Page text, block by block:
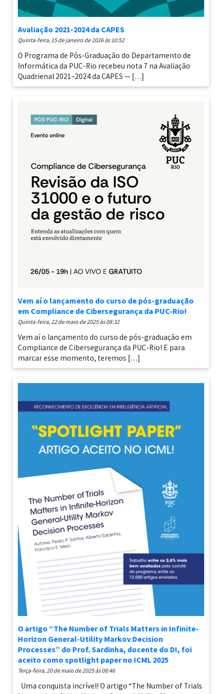
Avaliação 2021-2024 da CAPES
quinta-feira, 15 de janeiro de 2026 às 10:52
O Programa de Pós-Graduação do Departamento de
Informática da PUC-Rio recebeu nota 7 na Avaliação
Quadrienal 2021–2024 da CAPES — […]
Vem aí o lançamento do curso de pós-graduação
em Compliance de Cibersegurança da PUC-Rio!
quinta-feira, 22 de maio de 2025 às 08:32
Vem aí o lançamento do curso de pós-graduação em
Compliance de Cibersegurança da PUC-Rio! E para
marcar esse momento, teremos […]
O artigo “The Number of Trials Matters in Infinite-
Horizon General-Utility Markov Decision
Processes” do Prof. Sardinha, docente do DI, foi
aceito como spotlight paper no ICML 2025
terça-feira, 20 de maio de 2025 às 08:46
Uma conquista incrível! O artigo “The Number of Trials